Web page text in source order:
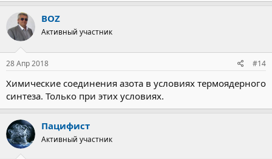
BOZ
Активный участник
28 Апр 2018 #14
Химические соединения азота в условиях термоядерного
синтеза. Только при этих условиях.
Пацифист
Активный участник